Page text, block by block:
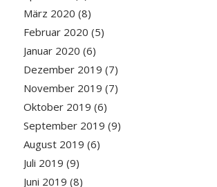
März 2020 (8)
Februar 2020 (5)
Januar 2020 (6)
Dezember 2019 (7)
November 2019 (7)
Oktober 2019 (6)
September 2019 (9)
August 2019 (6)
Juli 2019 (9)
Juni 2019 (8)